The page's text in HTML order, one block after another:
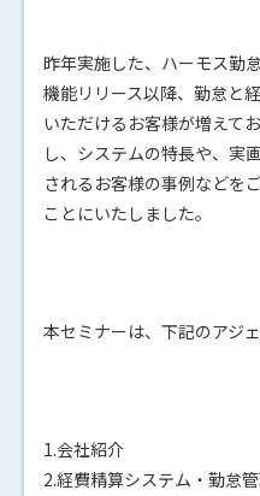
昨年実施した、ハーモス勤
機能リリース以降、勤怠と
いただけるお客様が増えて
し、システムの特長や、実
されるお客様の事例などを
ことにいたしました。
本セミナーは、下記のアジ
1.会社紹介
2.経費精算システム・勤怠